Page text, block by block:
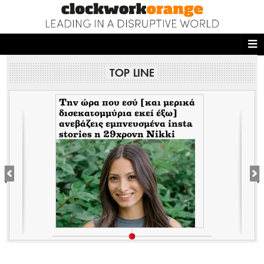
NEWS DESK
THE ONES WHO DO
MAGAZINE
TOP LINE
Γερουσιαστής Ron Johnson>
Θέλω να θυμούνται τον Fauci
ως πιθανώς έναν από τους πιο
διαβόητους κακούς στην
αμερικανική ιστορία